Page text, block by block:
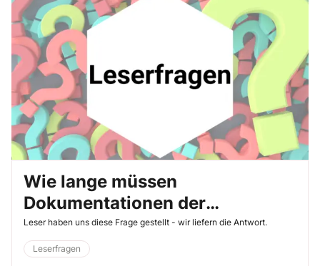
Wie lange müssen
Dokumentationen der
Gefährdungsbeurteilung
aufbewahrt werden?
Leser haben uns diese Frage gestellt - wir liefern die Antwort.
Leserfragen